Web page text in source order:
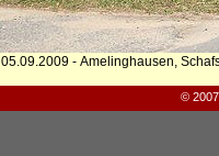
05.09.2009 - Amelinghausen,
©